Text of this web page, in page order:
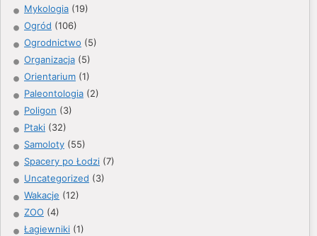
Mykologia (19)
Ogród (106)
Ogrodnictwo (5)
Organizacja (5)
Orientarium (1)
Paleontologia (2)
Poligon (3)
Ptaki (32)
Samoloty (55)
Spacery po Łodzi (7)
Uncategorized (3)
Wakacje (12)
ZOO (4)
Łagiewniki (1)